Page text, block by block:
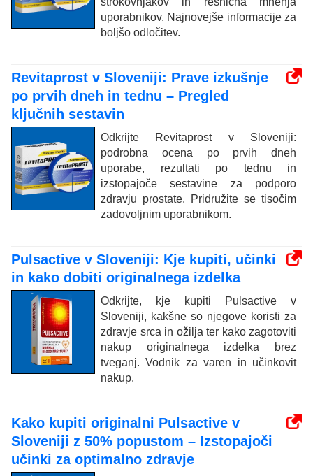
uporabnikov. Najnovejše informacije za
boljšo odločitev.
Revitaprost v Sloveniji: Prave izkušnje
po prvih dneh in tednu – Pregled
ključnih sestavin
Odkrijte Revitaprost v Sloveniji:
podrobna ocena po prvih dneh
uporabe, rezultati po tednu in
izstopajoče sestavine za podporo
zdravju prostate. Pridružite se tisočim
zadovoljnim uporabnikom.
Pulsactive v Sloveniji: Kje kupiti, učinki
in kako dobiti originalnega izdelka
Odkrijte, kje kupiti Pulsactive v
Sloveniji, kakšne so njegove koristi za
zdravje srca in ožilja ter kako zagotoviti
nakup originalnega izdelka brez
tveganj. Vodnik za varen in učinkovit
nakup.
Kako kupiti originalni Pulsactive v
Sloveniji z 50% popustom – Izstopajoči
učinki za optimalno zdravje